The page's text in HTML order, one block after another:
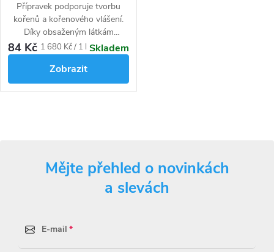
stříbrem
Přípravek podporuje tvorbu
kořenů a kořenového vlášení.
Díky obsaženým látkám
pozitivně ovlivňuje energetický
metabolismus rostlin, zvyšuje
výkon fotosyntézy a odolnost
proti nízkým teplotám,
84 Kč Měrná
1 680 Kč / 1 l Skladem
Zobrazit
Mějte přehled o novinkách
a slevách
E-mail